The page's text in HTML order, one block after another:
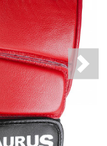
Next